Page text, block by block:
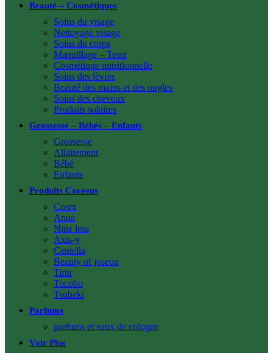
Beauté – Cosmétiques
Soins du visage
Nettoyage visage
Soins du corps
Maquillage – Teint
Cosmétique nutritionnelle
Soins des lèvres
Beauté des mains et des ongles
Soins des cheveux
Produits solaires
Grossesse – Bébés – Enfants
Grossesse
Allaitement
Bébé
Enfants
Produits Coréens
Cosrx
Anua
Nine less
Axis-y
Centella
Beauty of joseon
Tirtir
Tocobo
Tsubaki
Parfums
parfums et eaux de cologne
Voir Plus